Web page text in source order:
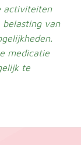
activiteiten
van
medicatie
te